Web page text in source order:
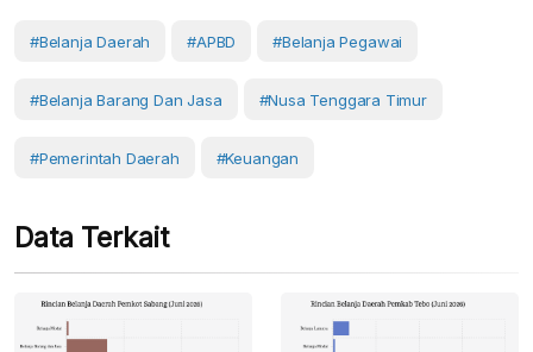
#belanja Daerah #APBD #Belanja Pegawai
#belanja Barang Dan Jasa #Nusa Tenggara Timur
#Pemerintah Daerah #Keuangan
Data Terkait